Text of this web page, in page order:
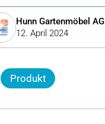
Hunn Gartenmöbel AG
12. April 2024
Produkt